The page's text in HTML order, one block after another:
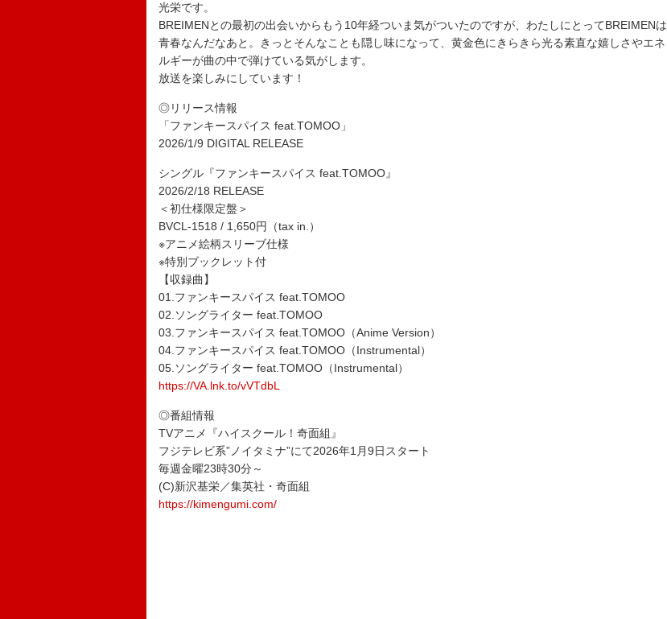
光栄です。
BREIMENとの最初の出会いからもう10年経ついま気がついたのですが、わたしにとってBREIMENは
青春なんだなあと。きっとそんなことも隠し味になって、黄金色にきらきら光る素直な嬉しさやエネ
ルギーが曲の中で弾けている気がします。
放送を楽しみにしています！
◎リリース情報
「ファンキースパイス feat.TOMOO」
2026/1/9 DIGITAL RELEASE
シングル『ファンキースパイス feat.TOMOO』
2026/2/18 RELEASE
＜初仕様限定盤＞
BVCL-1518 / 1,650円（tax in.）
※アニメ絵柄スリーブ仕様
※特別ブックレット付
【収録曲】
01.ファンキースパイス feat.TOMOO
02.ソングライター feat.TOMOO
03.ファンキースパイス feat.TOMOO（Anime Version）
04.ファンキースパイス feat.TOMOO（Instrumental）
05.ソングライター feat.TOMOO（Instrumental）
https://VA.lnk.to/vVTdbL
◎番組情報
TVアニメ『ハイスクール！奇面組』
フジテレビ系”ノイタミナ”にて2026年1月9日スタート
毎週金曜23時30分～
(C)新沢基栄／集英社・奇面組
https://kimengumi.com/